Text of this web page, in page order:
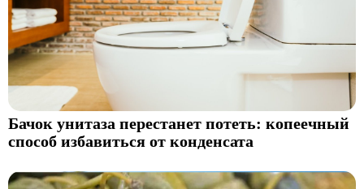
Бачок унитаза перестанет потеть: копеечный
способ избавиться от конденсата